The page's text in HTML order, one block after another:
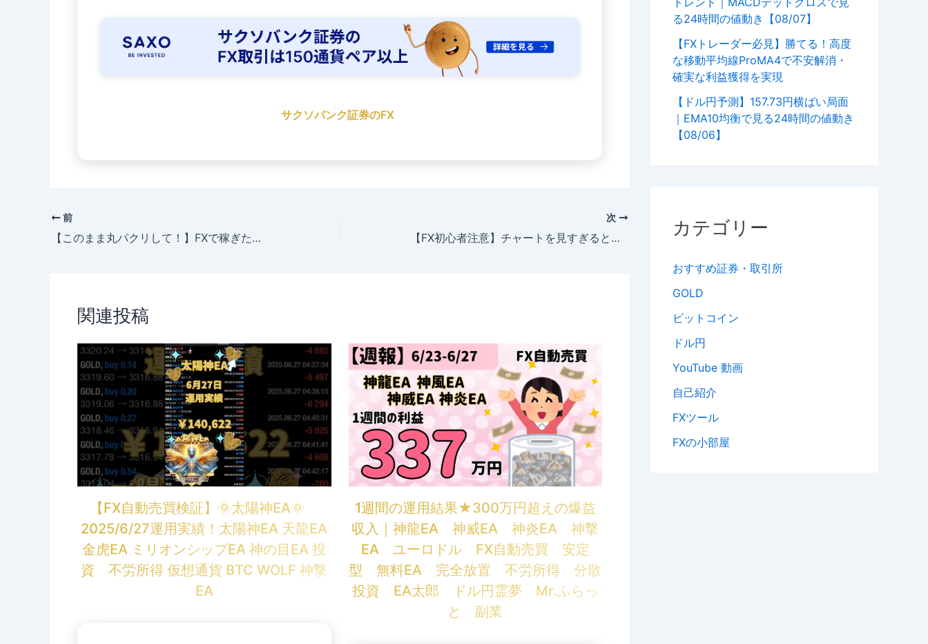
サクソバンク証券のFX
前
【このまま丸パクリして！】FXで稼ぎたい💰主婦のための超シンプル手法🔰✨
次
【FX初心者注意】チャートを見すぎると勝てなくなる理由 #FX初心者 #投資 #副業 #移動平均線 #資金管理
関連投稿
【FX自動売買検証】🌞太陽神EA🌞
2025/6/27運用実績！太陽神EA 天龍EA
金虎EA ミリオンシップEA 神の目EA 投
資 不労所得 仮想通貨 BTC WOLF 神撃
EA
1週間の運用結果★300万円超えの爆益
収入｜神龍EA 神威EA 神炎EA 神撃
EA ユーロドル FX自動売買 安定
型 無料EA 完全放置 不労所得 分散
投資 EA太郎 ドル円霊夢 Mr.ふらっ
と 副業
る24時間の値動き【08/07】
【FXトレーダー必見】勝てる！高度
な移動平均線ProMA4で不安解消・
確実な利益獲得を実現
【ドル円予測】157.73円横ばい局面
｜EMA10均衡で見る24時間の値動き
【08/06】
カテゴリー
おすすめ証券・取引所
GOLD
ビットコイン
ドル円
YouTube 動画
自己紹介
FXツール
FXの小部屋